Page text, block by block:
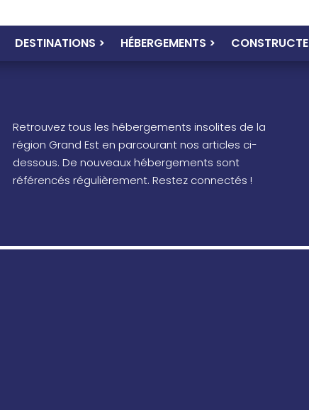
DESTINATIONS > HÉBERGEMENTS >
Retrouvez tous les hébergements insolites de la
région Grand Est en parcourant nos articles ci-
dessous. De nouveaux hébergements sont
référencés régulièrement. Restez connectés !